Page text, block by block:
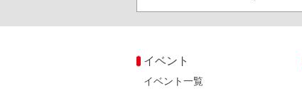
イベント
イベント一覧